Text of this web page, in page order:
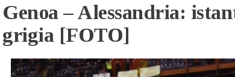
Genoa – Alessandria:
grigia [FOTO]